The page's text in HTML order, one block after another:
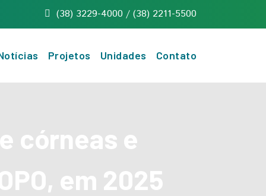
(38) 3229-4000 / (38) 2211-5500
Projetos Unidades Contato
córneas e
em 2025